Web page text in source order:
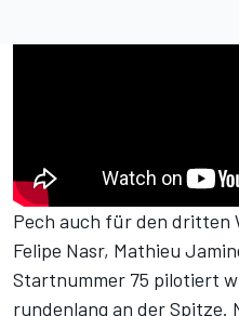
Pech auch für den dritten
Felipe Nasr, Mathieu
Startnummer 75 pilotiert
rundenlang an der